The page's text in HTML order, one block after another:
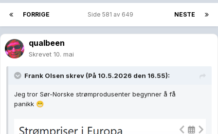
FORRIGE NESTE
Side 581 av 649
qualbeen
Skrevet 10. mai
Frank Olsen skrev (På 10.5.2026 den 16.55):
Jeg tror Sør-Norske strømprodusenter begynner å få
panikk 😁